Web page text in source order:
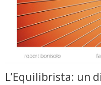
L’Equilibrista: un